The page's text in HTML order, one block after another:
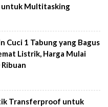
untuk Multitasking
Cuci 1 Tabung yang Bagus
Listrik, Harga Mulai
Transferproof untuk